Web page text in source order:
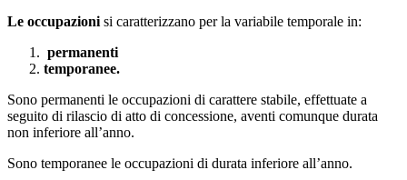
Le occupazionisi caratterizzano per la variabile temporale in:
permanenti
temporanee.
Sono permanenti le occupazioni di carattere stabile, effettuate a
seguito di rilascio di atto di concessione, aventi comunque durata
non inferiore all’anno.
Sono temporanee le occupazioni di durata inferiore all’anno.